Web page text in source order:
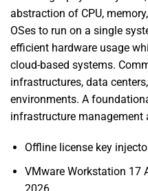
abstraction of CPU,
OSes to run on a single
efficient hardware usage
cloud-based systems.
infrastructures, data
environments. A
infrastructure management
Offline license key
VMware Workstation 17